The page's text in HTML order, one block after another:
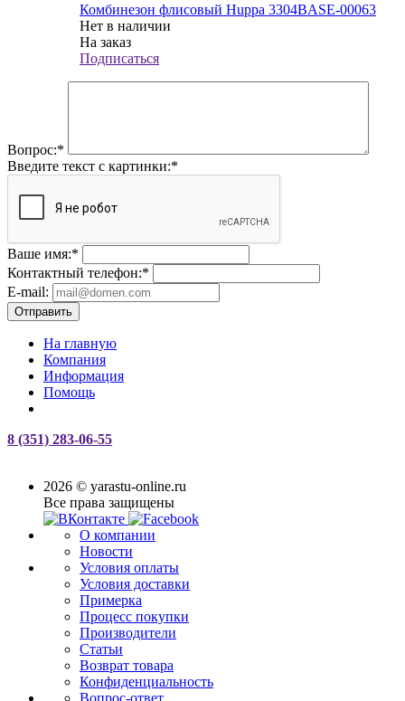
Комбинезон флисовый Huppa 3304BASE-00063
Нет в наличии
На заказ
Подписаться
Вопрос:*
Введите текст с картинки:*
Ваше имя:*
Контактный телефон:*
E-mail:
Отправить
На главную
Компания
Информация
Помощь
8 (351) 283-06-55
2026 © yarastu-online.ru
Все права защищены
О компании
Новости
Условия оплаты
Условия доставки
Примерка
Процесс покупки
Производители
Статьи
Возврат товара
Конфиденциальность
Вопрос-ответ